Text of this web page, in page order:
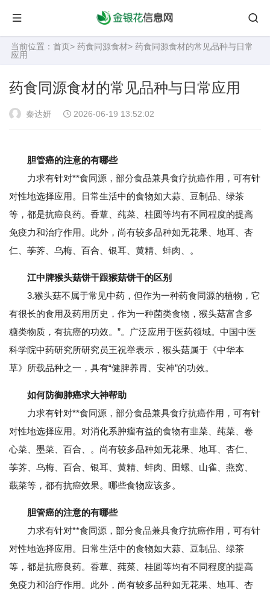
当前位置： 首页> 药食同源食材> 药食同源食材的常见品种与日常
应用
药食同源食材的常见品种与日常应用
秦达妍 2026-06-19 13:52:02
胆管癌的注意的有哪些
力求有针对**食同源，部分食品兼具食疗抗癌作用，可有针
对性地选择应用。日常生活中的食物如大蒜、豆制品、绿茶
等，都是抗癌良药。香蕈、莼菜、桂圆等均有不同程度的提高
免疫力和治疗作用。此外，尚有较多品种如无花果、地耳、杏
仁、荸荠、乌梅、百合、银耳、黄精、蚌肉、。
江中牌猴头菇饼干跟猴菇饼干的区别
3.猴头菇不属于常见中药，但作为一种药食同源的植物，它
有很长的食用及药用历史，作为一种菌类食物，猴头菇富含多
糖类物质，有抗癌的功效。”。广泛应用于医药领域。中国中医
科学院中药研究所研究员王祝举表示，猴头菇属于《中华本
草》所载品种之一，具有“健脾养胃、安神”的功效。
如何防御肺癌求大神帮助
力求有针对**食同源，部分食品兼具食疗抗癌作用，可有针
对性地选择应用。对消化系肿瘤有益的食物有韭菜、莼菜、卷
心菜、墨菜、百合、。尚有较多品种如无花果、地耳、杏仁、
荸荠、乌梅、百合、银耳、黄精、蚌肉、田螺、山雀、燕窝、
蕺菜等，都有抗癌效果。哪些食物应该多。
胆管癌的注意的有哪些
力求有针对**食同源，部分食品兼具食疗抗癌作用，可有针
对性地选择应用。日常生活中的食物如大蒜、豆制品、绿茶
等，都是抗癌良药。香蕈、莼菜、桂圆等均有不同程度的提高
免疫力和治疗作用。此外，尚有较多品种如无花果、地耳、杏